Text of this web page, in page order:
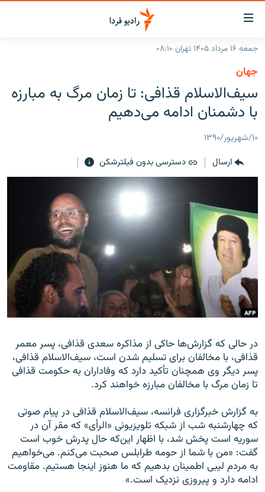
لینک‌های
قابلیت
دسترسی
بازگشت
منوی
اصلی
رفتن
صفحه
جستجو
جهان
برنامه‌های رادیویی
پادکست
چندرسانه‌ای
گزارش‌های ویدئویی
English
به ما بپیوندید
جمعه ۱۶ مرداد ۱۴۰۵ تهران ۰۸:۱۰
جهان
سیف‌الاسلام قذافی: تا زمان مرگ به مبارزه
با دشمنان ادامه می‌دهیم
۱۰/شهریور/۱۳۹۰
ارسال
دسترسی بدون فیلترشکن
در حالی که گزارش‌ها حاکی از مذاکره سعدی قذافی، پسر معمر
قذافی، با مخالفان برای تسلیم شدن است، سیف‌الاسلام قذافی،
پسر دیگر وی همچنان تأکید دارد که وفاداران به حکومت قذافی
تا زمان مرگ با مخالفان مبارزه خواهند کرد.
به گزارش خبرگزاری فرانسه، سیف‌الاسلام قذافی در پیام صوتی
که چهارشنبه شب از شبکه تلویزیونی «الرأی» که مقر آن در
سوریه است پخش شد، با اظهار این‌که حال پدرش خوب است
گفت: «من با شما از حومه طرابلس صحبت می‌کنم. می‌خواهیم
به مردم لیبی اطمینان بدهیم که ما هنوز اینجا هستیم. مقاومت
ادامه دارد و پیروزی نزدیک است.»